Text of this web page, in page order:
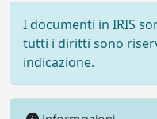
I documenti in IRIS
tutti i diritti sono
indicazione.